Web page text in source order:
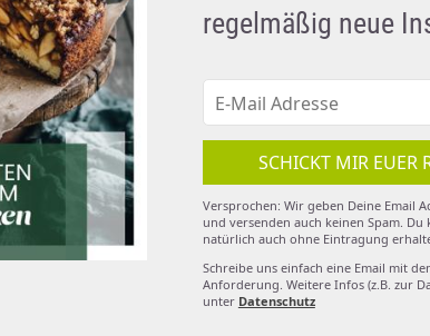
regelmäßig neue
SCHICKT MIR EUER
Versprochen: Wir geben Deine Email
und versenden auch keinen Spam. Du
natürlich auch ohne Eintragung
Schreibe uns einfach eine Email mit
Anforderung. Weitere Infos (z.B. zur
unter Datenschutz